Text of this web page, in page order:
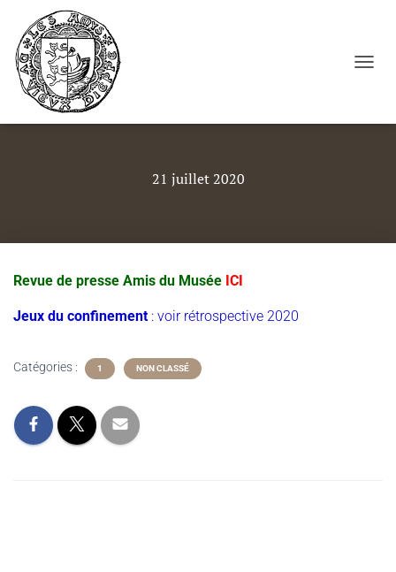
21 juillet 2020
Revue de presse Amis du Musée ICI
Jeux du confinement : voir rétrospective 2020
Catégories : 1 NON CLASSÉ
Cookies management panel